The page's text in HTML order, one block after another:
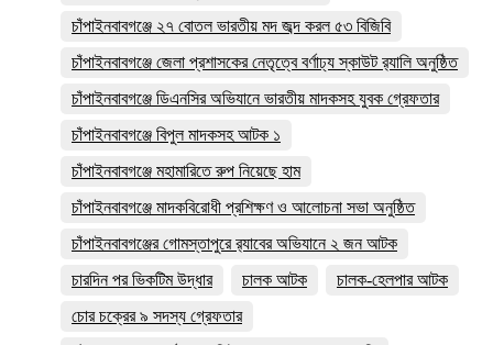
চাঁপাইনবাবগঞ্জে ২৭ বোতল ভারতীয় মদ জব্দ করল ৫৩ বিজিবি
চাঁপাইনবাবগঞ্জে জেলা প্রশাসকের নেতৃত্বে বর্ণাঢ্য স্কাউট র‍্যালি অনুষ্ঠিত
চাঁপাইনবাবগঞ্জে ডিএনসির অভিযানে ভারতীয় মাদকসহ যুবক গ্রেফতার
চাঁপাইনবাবগঞ্জে বিপুল মাদকসহ আটক ১
চাঁপাইনবাবগঞ্জে মহামারিতে রুপ নিয়েছে হাম
চাঁপাইনবাবগঞ্জে মাদকবিরোধী প্রশিক্ষণ ও আলোচনা সভা অনুষ্ঠিত
চাঁপাইনবাবগঞ্জের গোমস্তাপুরে র‍্যাবের অভিযানে ২ জন আটক
চারদিন পর ভিকটিম উদ্ধার
চালক আটক
চালক-হেলপার আটক
চোর চক্রের ৯ সদস্য গ্রেফতার